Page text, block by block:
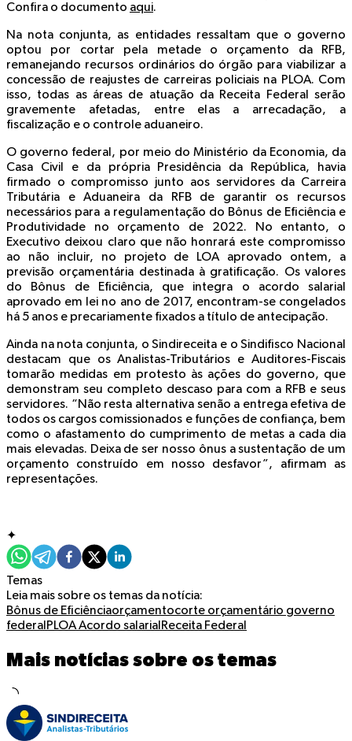
Confira o documento aqui.
Na nota conjunta, as entidades ressaltam que o governo
optou por cortar pela metade o orçamento da RFB,
remanejando recursos ordinários do órgão para viabilizar a
concessão de reajustes de carreiras policiais na PLOA. Com
isso, todas as áreas de atuação da Receita Federal serão
gravemente afetadas, entre elas a arrecadação, a
fiscalização e o controle aduaneiro.
O governo federal, por meio do Ministério da Economia, da
Casa Civil e da própria Presidência da República, havia
firmado o compromisso junto aos servidores da Carreira
Tributária e Aduaneira da RFB de garantir os recursos
necessários para a regulamentação do Bônus de Eficiência e
Produtividade no orçamento de 2022. No entanto, o
Executivo deixou claro que não honrará este compromisso
ao não incluir, no projeto de LOA aprovado ontem, a
previsão orçamentária destinada à gratificação. Os valores
do Bônus de Eficiência, que integra o acordo salarial
aprovado em lei no ano de 2017, encontram-se congelados
há 5 anos e precariamente fixados a título de antecipação.
Ainda na nota conjunta, o Sindireceita e o Sindifisco Nacional
destacam que os Analistas-Tributários e Auditores-Fiscais
tomarão medidas em protesto às ações do governo, que
demonstram seu completo descaso para com a RFB e seus
servidores. “Não resta alternativa senão a entrega efetiva de
todos os cargos comissionados e funções de confiança, bem
como o afastamento do cumprimento de metas a cada dia
mais elevadas. Deixa de ser nosso ônus a sustentação de um
orçamento construído em nosso desfavor”, afirmam as
representações.
✦
Temas
Leia mais sobre os temas da notícia:
Bônus de Eficiênciaorçamentocorte orçamentário governo
federal PLOAAcordo salarial Receita Federal
Mais notícias sobre os temas